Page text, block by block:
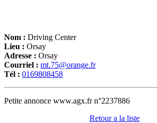
Nom : Driving Center
Lieu : Orsay
Adresse : Orsay
Courriel : mt.75@orange.fr
Tél : 0169808458
Petite annonce www.agx.fr n°2237886
Retour a la liste